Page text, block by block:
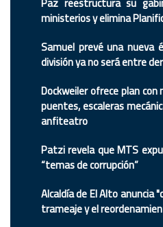
ministerios y elimina
Samuel prevé una nueva
división ya no será entre
Dockweiler ofrece plan
puentes, escaleras
anfiteatro
Patzi revela que MTS
“temas de corrupción”
Alcaldía de El Alto anuncia
trameaje y el